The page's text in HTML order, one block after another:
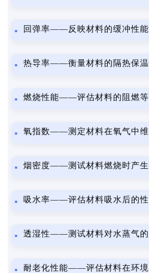
回弹率——反映材料的缓冲性能
热导率——衡量材料的隔热保
燃烧性能——评估材料的阻燃等
氧指数——测定材料在氧气中维
烟密度——测试材料燃烧时产生
吸水率——评估材料吸水后的性
透湿性——测试材料对水蒸气的
耐老化性能——评估材料在环境